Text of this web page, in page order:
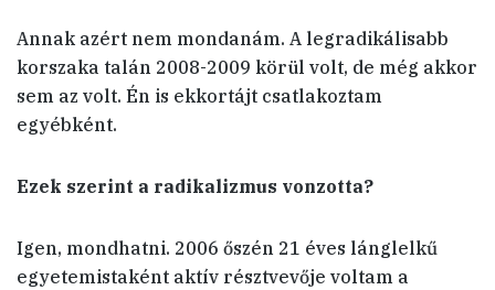
Annak azért nem mondanám. A legradikálisabb
korszaka talán 2008-2009 körül volt, de még akkor
sem az volt. Én is ekkortájt csatlakoztam
egyébként.
Ezek szerint a radikalizmus vonzotta?
Igen, mondhatni. 2006 őszén 21 éves lánglelkű
egyetemistaként aktív résztvevője voltam a